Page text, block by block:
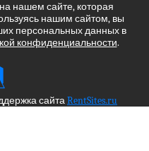
нашем сайте, которая
нашим сайтом, вы
персональных данных в
конфиденциальности.
сайтаRentSites.ru